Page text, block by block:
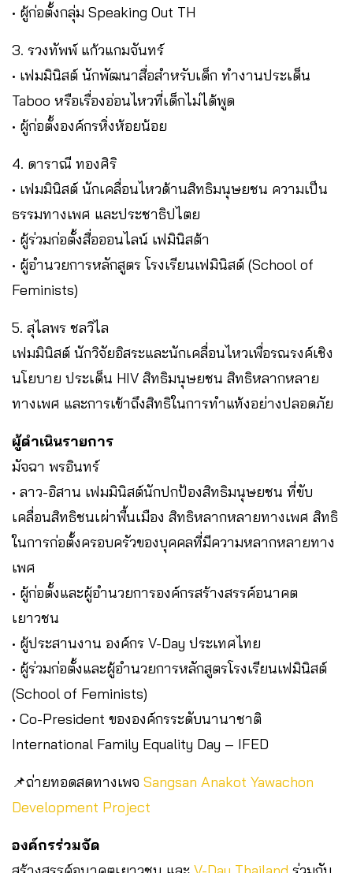
• ผู้ก่อตั้งกลุ่ม Speaking Out TH
3. รวงทัพพ์ แก้วแกมจันทร์
• เฟมมินิสต์ นักพัฒนาสื่อสำหรับเด็ก ทำงานประเด็น
Taboo หรือเรื่องอ่อนไหวที่เด็กไม่ได้พูด
• ผู้ก่อตั้งองค์กรหิ่งห้อยน้อย
4. ดาราณี ทองศิริ
• เฟมมินิสต์ นักเคลื่อนไหวด้านสิทธิมนุษยชน ความเป็น
ธรรมทางเพศ และประชาธิปไตย
• ผู้ร่วมก่อตั้งสื่อออนไลน์ เฟมินิสต้า
• ผู้อำนวยการหลักสูตร โรงเรียนเฟมินิสต์ (School of
Feminists)
5. สุไลพร ชลวิไล
เฟมมินิสต์ นักวิจัยอิสระและนักเคลื่อนไหวเพื่อรณรงค์เชิง
นโยบาย ประเด็น HIV สิทธิมนุษยชน สิทธิหลากหลาย
ทางเพศ และการเข้าถึงสิทธิในการทำแท้งอย่างปลอดภัย
ผู้ดำเนินรายการ
มัจฉา พรอินทร์
• ลาว-อิสาน เฟมมินิสต์นักปกป้องสิทธิมนุษยชน ที่ขับ
เคลื่อนสิทธิชนเผ่าพื้นเมือง สิทธิหลากหลายทางเพศ สิทธิ
ในการก่อตั้งครอบครัวของบุคคลที่มีความหลากหลายทาง
เพศ
• ผู้ก่อตั้งและผู้อำนวยการองค์กรสร้างสรรค์อนาคต
เยาวชน
• ผู้ประสานงาน องค์กร V-Day ประเทศไทย
• ผู้ร่วมก่อตั้งและผู้อำนวยการหลักสูตรโรงเรียนเฟมินิสต์
(School of Feminists)
• Co-President ขององค์กรระดับนานาชาติ
International Family Equality Day – IFED
📌ถ่ายทอดสดทางเพจ Sangsan Anakot Yawachon
Development Project
องค์กรร่วมจัด